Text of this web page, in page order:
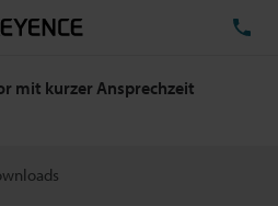
mit kurzer Ansprechzeit